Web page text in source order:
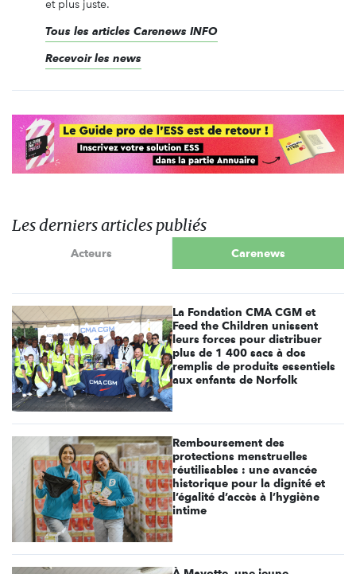
et plus juste.
Tous les articles Carenews INFO
Recevoir les news
Les derniers articles publiés
Acteurs Carenews
La Fondation CMA CGM et
Feed the Children unissent
leurs forces pour distribuer
plus de 1 400 sacs à dos
remplis de produits essentiels
aux enfants de Norfolk
Remboursement des
protections menstruelles
réutilisables : une avancée
historique pour la dignité et
l’égalité d’accès à l’hygiène
intime